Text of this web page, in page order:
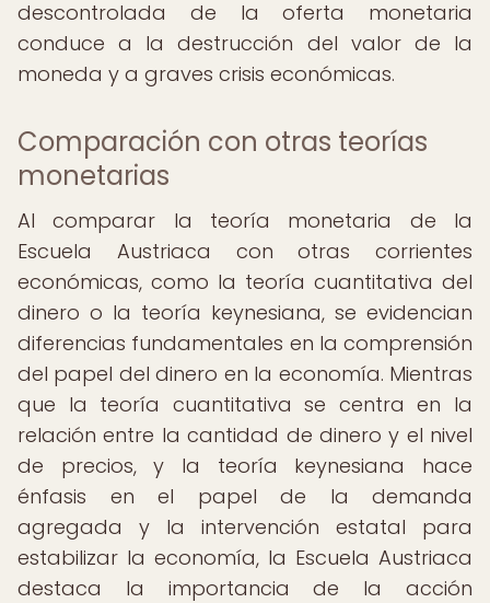
descontrolada de la oferta monetaria
conduce a la destrucción del valor de la
moneda y a graves crisis económicas.
Comparación con otras teorías
monetarias
Al comparar la teoría monetaria de la
Escuela Austriaca con otras corrientes
económicas, como la teoría cuantitativa del
dinero o la teoría keynesiana, se evidencian
diferencias fundamentales en la comprensión
del papel del dinero en la economía. Mientras
que la teoría cuantitativa se centra en la
relación entre la cantidad de dinero y el nivel
de precios, y la teoría keynesiana hace
énfasis en el papel de la demanda
agregada y la intervención estatal para
estabilizar la economía, la Escuela Austriaca
destaca la importancia de la acción